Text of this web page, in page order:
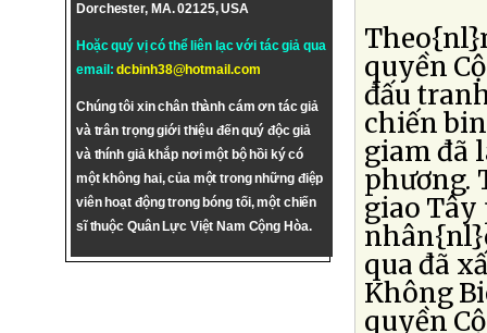
Dorchester, MA. 02125, USA
Hoặc quý vị có thể liên lạc với tác giả qua
email:dcbinh38@hotmail.com
Chúng tôi xin chân thành cám ơn tác giả
và trân trọng giới thiệu đến quý độc giả
và thính giả khắp nơi một bộ hồi ký có
một không hai, của một trong những điệp
viên hoạt động trong bóng tối, một chiến
sĩ thuộc Quân Lực Việt Nam Cộng Hòa.
quyền
đấu
chiến
giam đã
phương.
giao
qua đã
Không
quyền